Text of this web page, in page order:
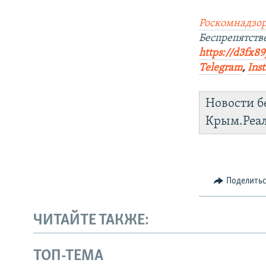
https://
Telegram,
Новости
ЧИТАЙТЕ ТАКЖЕ:
ТОП-ТЕМА